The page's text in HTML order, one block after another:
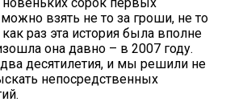
взять не то за гроши, не то
раз эта история была вполне
она давно – в 2007 году.
десятилетия, и мы решили не
непосредственных